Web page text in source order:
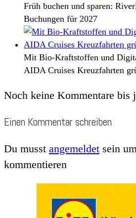
Früh buchen und sparen:
Buchungen für 2027
Mit Bio-Kraftstoffen und
AIDA Cruises Kreuzfahrten
Noch keine Kommentare bis
Einen Kommentar schreiben
Du musst angemeldet sein
kommentieren